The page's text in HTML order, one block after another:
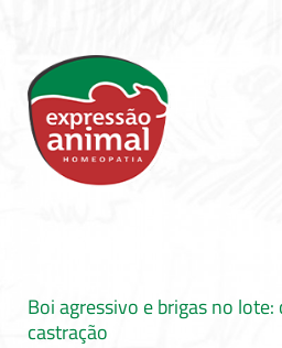
Boi agressivo e brigas no
castração